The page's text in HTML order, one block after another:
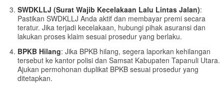
SWDKLLJ (Surat Wajib Kecelakaan Lalu Lintas Jalan):
Pastikan SWDKLLJ Anda aktif dan membayar premi secara
teratur. Jika terjadi kecelakaan, hubungi pihak asuransi dan
lakukan proses klaim sesuai prosedur yang berlaku.
BPKB Hilang: Jika BPKB hilang, segera laporkan kehilangan
tersebut ke kantor polisi dan Samsat Kabupaten Tapanuli Utara.
Ajukan permohonan duplikat BPKB sesuai prosedur yang
ditetapkan.